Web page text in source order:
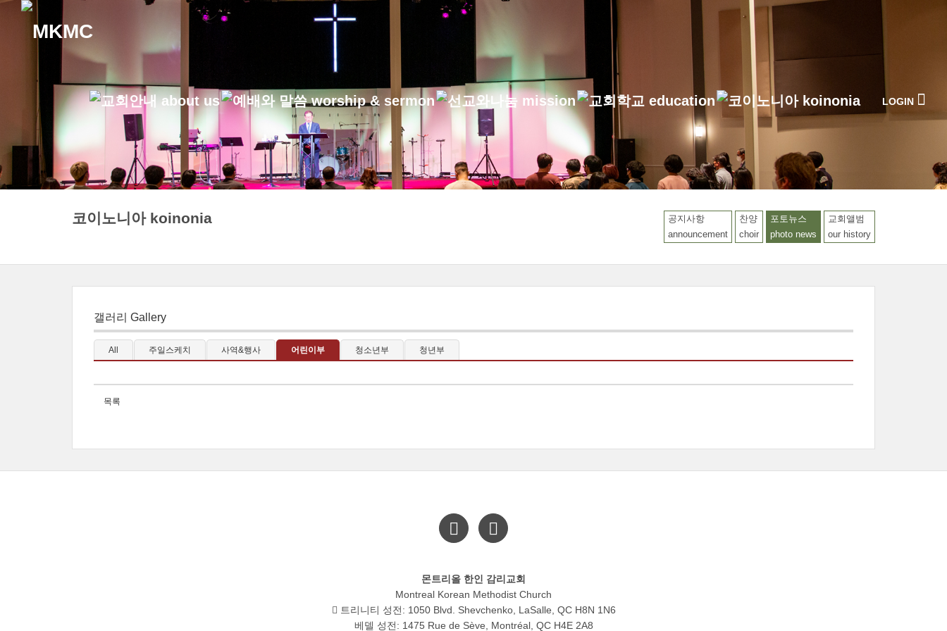
LOGIN
코이노니아 koinonia
공지사항
announcement
찬양
choir
포토뉴스
photo news
교회앨범
our history
갤러리 Gallery
All 주일스케치 사역&행사 어린이부 청소년부 청년부
목록
몬트리올 한인 감리교회
Montreal Korean Methodist Church
트리니티 성전: 1050 Blvd. Shevchenko, LaSalle, QC H8N 1N6
베델 성전: 1475 Rue de Sève, Montréal, QC H4E 2A8